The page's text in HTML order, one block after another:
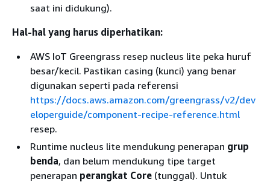
saat ini didukung).
Hal-hal yang harus diperhatikan:
AWS IoT Greengrass resep nucleus lite peka huruf
besar/kecil. Pastikan casing (kunci) yang benar
digunakan seperti pada referensi
https://docs.aws.amazon.com/greengrass/v2/dev
eloperguide/component-recipe-reference.html
resep.
Runtime nucleus lite mendukung penerapan grup
benda, dan belum mendukung tipe target
penerapan perangkat Core (tunggal). Untuk